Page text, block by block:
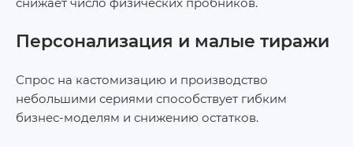
Персонализация и малые тиражи
Спрос на кастомизацию и производство
небольшими сериями способствует гибким
бизнес‑моделям и снижению остатков.